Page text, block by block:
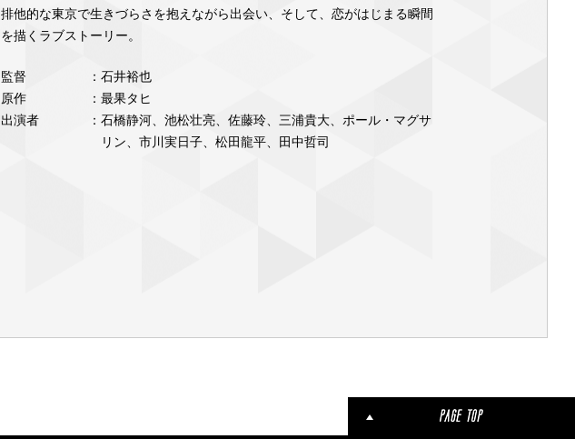
排他的な東京で生きづらさを抱えながら出会い、そして、恋がはじまる瞬間
を描くラブストーリー。
監督
：石井裕也
原作
：最果タヒ
出演者
：石橋静河、池松壮亮、佐藤玲、三浦貴大、ポール・マグサ
リン、市川実日子、松田龍平、田中哲司